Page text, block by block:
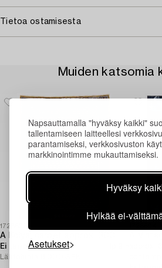
Napsauttamalla "hyväksy kaikki"
tallentamiseen laitteellesi
parantamiseksi, verkkosivuston
markkinointimme mukauttamiseksi.
Hyväksy
Hylkää ei-
Asetukset
Tietoa ostamisesta
Muiden katsomia
1728502
Ei tarjouksia
Lähtöhinta
A